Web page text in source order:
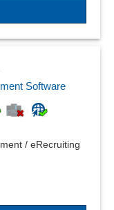
Software
/ eRecruiting